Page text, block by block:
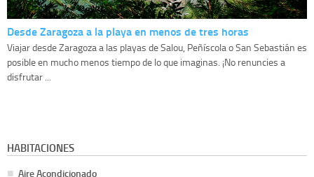
Desde Zaragoza a la playa en menos de tres horas
Viajar desde Zaragoza a las playas de Salou, Peñíscola o San Sebastián es
posible en mucho menos tiempo de lo que imaginas. ¡No renuncies a
disfrutar ...
HABITACIONES
Aire Acondicionado